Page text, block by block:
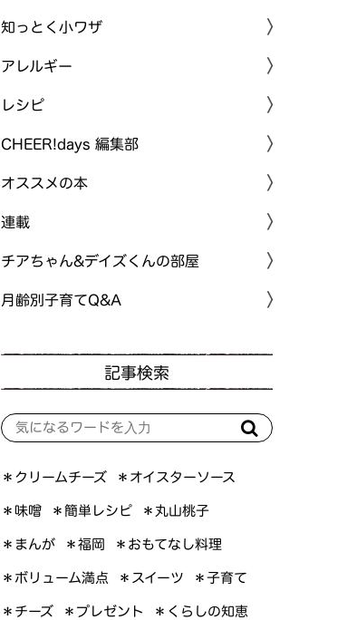
知っとく小ワザ
アレルギー
レシピ
CHEER!days 編集部
オススメの本
連載
チアちゃん&デイズくんの部屋
月齢別子育てQ&A
記事検索
＊クリームチーズ ＊オイスターソース
＊味噌 ＊簡単レシピ ＊丸山桃子
＊まんが ＊福岡 ＊おもてなし料理
＊ボリューム満点 ＊スイーツ ＊子育て
＊チーズ ＊プレゼント ＊くらしの知恵